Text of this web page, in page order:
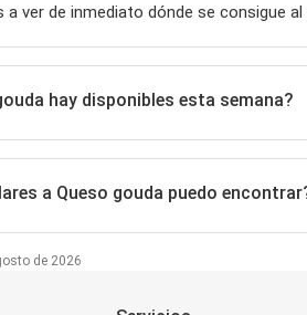
a ver de inmediato dónde se consigue
hay disponibles esta semana?
a Queso gouda puedo
de 2026